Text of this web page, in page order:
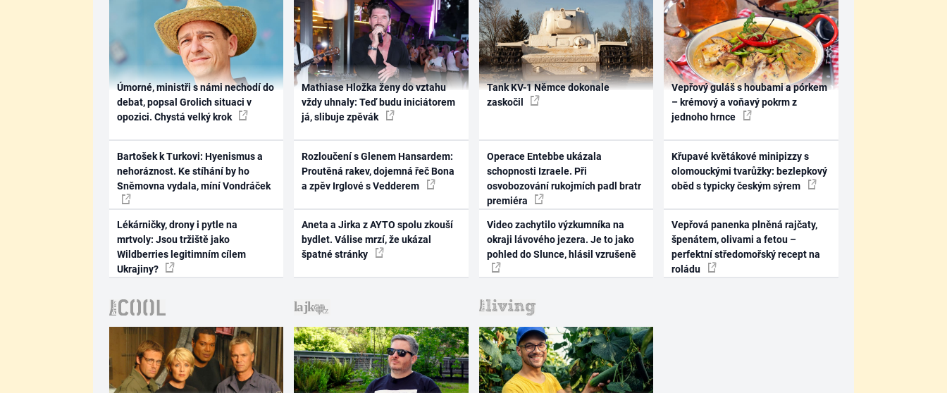
Úmorné, ministři s námi nechodí do
debat, popsal Grolich situaci v
opozici. Chystá velký krok
Bartošek k Turkovi: Hyenismus a
nehoráznost. Ke stíhání by ho
Sněmovna vydala, míní Vondráček
Lékárničky, drony i pytle na
mrtvoly: Jsou tržiště jako
Wildberries legitimním cílem
Ukrajiny?
Mathiase Hložka ženy do vztahu
vždy uhnaly: Teď budu iniciátorem
já, slibuje zpěvák
Rozloučení s Glenem Hansardem:
Proutěná rakev, dojemná řeč Bona
a zpěv Irglové s Vedderem
Aneta a Jirka z AYTO spolu zkouší
bydlet. Válise mrzí, že ukázal
špatné stránky
Tank KV-1 Němce dokonale
zaskočil
Operace Entebbe ukázala
schopnosti Izraele. Při
osvobozování rukojmích padl bratr
premiéra
Video zachytilo výzkumníka na
okraji lávového jezera. Je to jako
pohled do Slunce, hlásil vzrušeně
Vepřový guláš s houbami a pórkem
– krémový a voňavý pokrm z
jednoho hrnce
Křupavé květákové minipizzy s
olomouckými tvarůžky: bezlepkový
oběd s typicky českým sýrem
Vepřová panenka plněná rajčaty,
špenátem, olivami a fetou –
perfektní středomořský recept na
roládu